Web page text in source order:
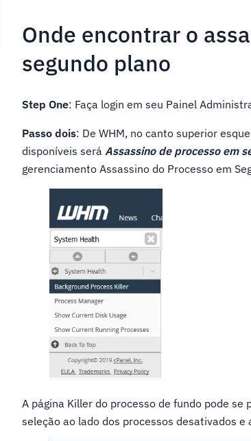
Onde encontrar o
segundo plano
Step One: Faça login em seu Painel
Passo dois: De WHM, no canto superior
disponíveis seráAssassino de processo em
gerenciamento Assassino do Processo em
A página Killer do processo de fundo pode
seleção ao lado dos processos desativados